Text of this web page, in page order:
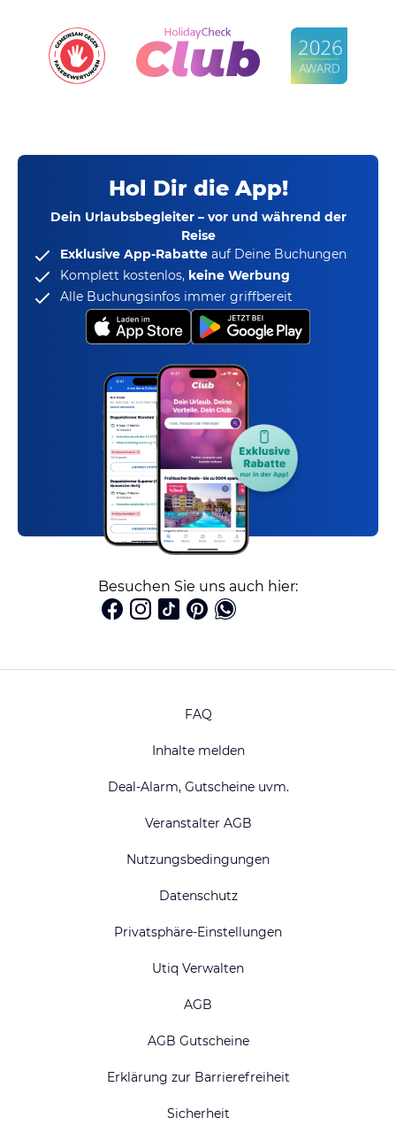
Hol Dir die App!
Dein Urlaubsbegleiter – vor und während der
Reise
Exklusive App-Rabatte auf Deine Buchungen
Komplett kostenlos, keine Werbung
Alle Buchungsinfos immer griffbereit
Besuchen Sie uns auch hier:
FAQ
Inhalte melden
Deal-Alarm, Gutscheine uvm.
Veranstalter AGB
Nutzungsbedingungen
Datenschutz
Privatsphäre-Einstellungen
Utiq Verwalten
AGB
AGB Gutscheine
Erklärung zur Barrierefreiheit
Sicherheit